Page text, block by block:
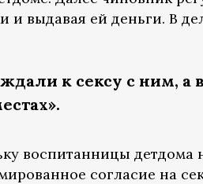
выдавая ей деньги. В
к сексу с ним, а
воспитанницы
согласие на